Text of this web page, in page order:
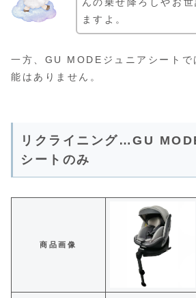
ますよ。
一方、GU MODEジュニアシートで
能はありません。
リクライニング…GU
シートのみ
商品画像